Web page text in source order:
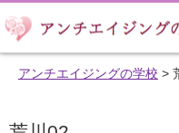
アンチエイジングの学校 >